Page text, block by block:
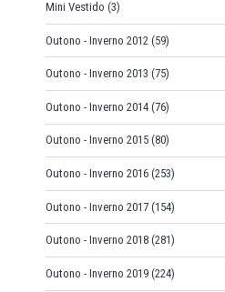
Mini Vestido (3)
Outono - Inverno 2012 (59)
Outono - Inverno 2013 (75)
Outono - Inverno 2014 (76)
Outono - Inverno 2015 (80)
Outono - Inverno 2016 (253)
Outono - Inverno 2017 (154)
Outono - Inverno 2018 (281)
Outono - Inverno 2019 (224)